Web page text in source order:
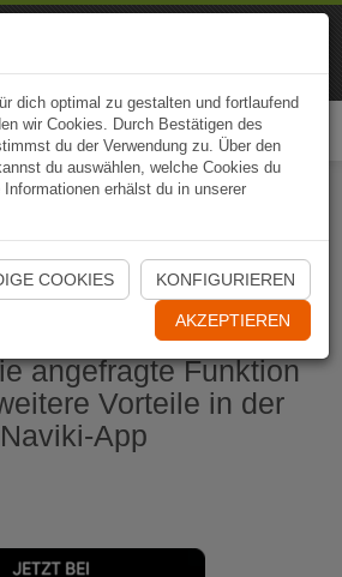
App jetzt öffnen
angefragte Funktion
Vorteile in der
Naviki-App
dich optimal zu gestalten und fortlaufend
wir Cookies. Durch Bestätigen des
du der Verwendung zu. Über den
du auswählen, welche Cookies du
erhälst du in unserer
COOKIES KONFIGURIEREN
AKZEPTIEREN